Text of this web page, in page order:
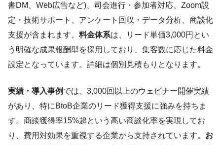
書DM、Web広告など)、司会進行・参加者対応、Zoom設
定・技術サポート、アンケート回収・データ分析、商談化
支援が含まれます。 料金体系は、リード単価3,000円とい
う明確な成果報酬型を採用しており、集客数に応じた料金
設定となっています。詳細は個別見積もりとなります。
実績・導入事例 では、3,000回以上のウェビナー開催実績
があり、特にBtoB企業のリード獲得支援に強みを持ちま
す。商談獲得率15%超という高い商談化率を実現してお
り、費用対効果を重視する企業から支持されています。 お